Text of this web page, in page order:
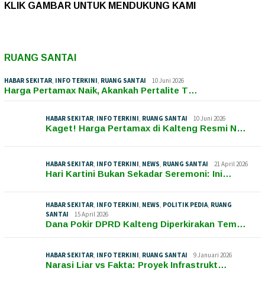
KLIK GAMBAR UNTUK MENDUKUNG KAMI
RUANG SANTAI
HABAR SEKITAR, INFO TERKINI, RUANG SANTAI 10 Juni 2026
Harga Pertamax Naik, Akankah Pertalite T…
HABAR SEKITAR, INFO TERKINI, RUANG SANTAI 10 Juni 2026
Kaget! Harga Pertamax di Kalteng Resmi N…
HABAR SEKITAR, INFO TERKINI, NEWS, RUANG SANTAI 21 April 2026
Hari Kartini Bukan Sekadar Seremoni: Ini…
HABAR SEKITAR, INFO TERKINI, NEWS, POLITIK PEDIA, RUANG
SANTAI
15 April 2026
Dana Pokir DPRD Kalteng Diperkirakan Tem…
HABAR SEKITAR, INFO TERKINI, RUANG SANTAI 9 Januari 2026
Narasi Liar vs Fakta: Proyek Infrastrukt…